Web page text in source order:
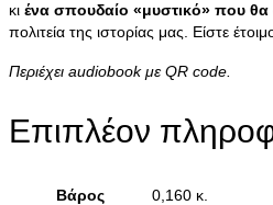
κι ένα σπουδαίο «μυστικό» που θα
πολιτεία της ιστορίας μας. Είστε
Περιέχει audiobook με QR code.
Επιπλέον
Βάρος
0,160 κ.